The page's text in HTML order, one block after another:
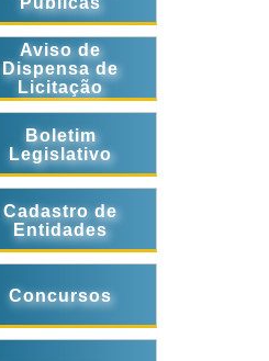
Aviso de
Dispensa de
Licitação
Boletim
Legislativo
Cadastro de
Entidades
Concursos